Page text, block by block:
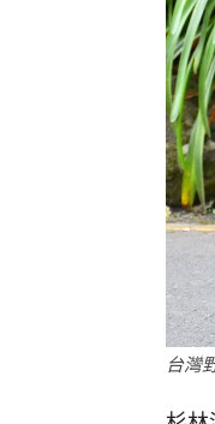
台灣